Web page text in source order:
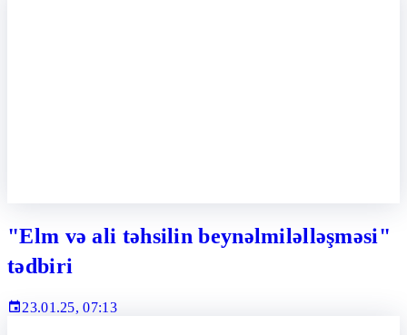
"Elm və ali təhsilin beynəlmiləlləşməsi"
tədbiri
23.01.25, 07:13